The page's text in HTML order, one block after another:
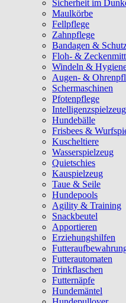
Sicherheit im
Maulkörbe
Fellpflege
Zahnpflege
Bandagen &
Floh- &
Windeln &
Augen- &
Schermaschinen
Pfotenpflege
Intelligenzspielzeug
Hundebälle
Frisbees &
Kuscheltiere
Wasserspielzeug
Quietschies
Kauspielzeug
Taue & Seile
Hundepools
Agility & Training
Snackbeutel
Apportieren
Erziehungshilfen
Futterautomaten
Trinkflaschen
Futternäpfe
Hundemäntel